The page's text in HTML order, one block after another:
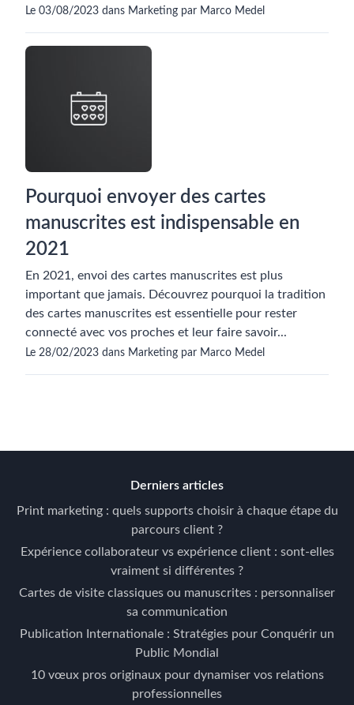
Le 03/08/2023 dans Marketing par Marco Medel
Pourquoi envoyer des cartes
manuscrites est indispensable en
2021
En 2021, envoi des cartes manuscrites est plus
important que jamais. Découvrez pourquoi la tradition
des cartes manuscrites est essentielle pour rester
connecté avec vos proches et leur faire savoir...
Le 28/02/2023 dans Marketing par Marco Medel
Derniers articles
Print marketing : quels supports choisir à chaque étape du
parcours client ?
Expérience collaborateur vs expérience client : sont-elles
vraiment si différentes ?
Cartes de visite classiques ou manuscrites : personnaliser
sa communication
Publication Internationale : Stratégies pour Conquérir un
Public Mondial
10 vœux pros originaux pour dynamiser vos relations
professionnelles